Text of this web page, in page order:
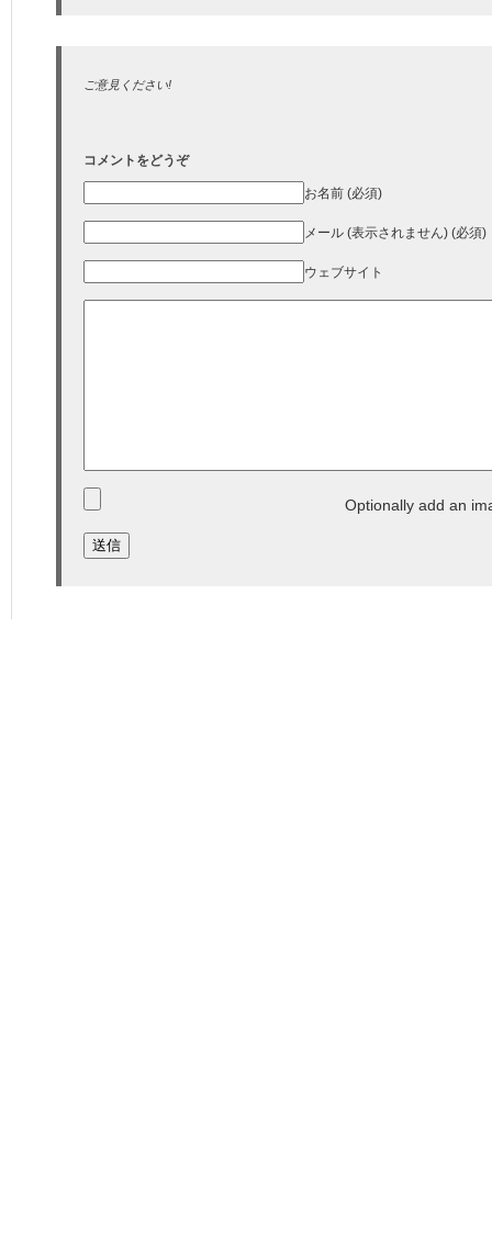
ご意見ください!
コメントをどうぞ
お名前 (必須)
メール (表示されません) (必須)
ウェブサイト
Optionally add an